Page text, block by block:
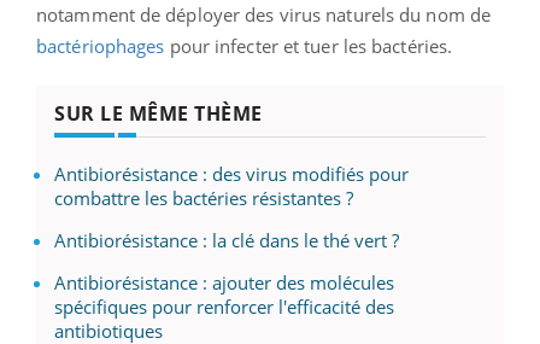
notamment de déployer des virus naturels du nom de
bactériophages pour infecter et tuer les bactéries.
SUR LE MÊME THÈME
Antibiorésistance : des virus modifiés pour
combattre les bactéries résistantes ?
Antibiorésistance : la clé dans le thé vert ?
Antibiorésistance : ajouter des molécules
spécifiques pour renforcer l'efficacité des
antibiotiques